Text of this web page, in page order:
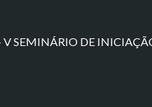
SEMINÁRIO DE